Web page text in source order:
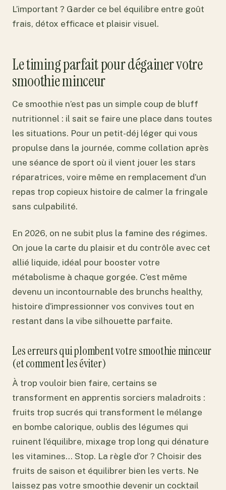
L’important ? Garder ce bel équilibre entre goût
frais, détox efficace et plaisir visuel.
Le timing parfait pour dégainer votre
smoothie minceur
Ce smoothie n’est pas un simple coup de bluff
nutritionnel : il sait se faire une place dans toutes
les situations. Pour un petit-déj léger qui vous
propulse dans la journée, comme collation après
une séance de sport où il vient jouer les stars
réparatrices, voire même en remplacement d’un
repas trop copieux histoire de calmer la fringale
sans culpabilité.
En 2026, on ne subit plus la famine des régimes.
On joue la carte du plaisir et du contrôle avec cet
allié liquide, idéal pour booster votre
métabolisme à chaque gorgée. C’est même
devenu un incontournable des brunchs healthy,
histoire d’impressionner vos convives tout en
restant dans la vibe silhouette parfaite.
Les erreurs qui plombent votre smoothie minceur
(et comment les éviter)
À trop vouloir bien faire, certains se
transforment en apprentis sorciers maladroits :
fruits trop sucrés qui transforment le mélange
en bombe calorique, oublis des légumes qui
ruinent l’équilibre, mixage trop long qui dénature
les vitamines… Stop. La règle d’or ? Choisir des
fruits de saison et équilibrer bien les verts. Ne
laissez pas votre smoothie devenir un cocktail